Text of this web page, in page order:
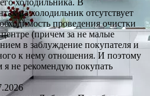
на холодильник отсутствует
проведения очистки
(причем за не малые
в заблуждение покупателя и
к нему отношения. И поэтому
не рекомендую покупать